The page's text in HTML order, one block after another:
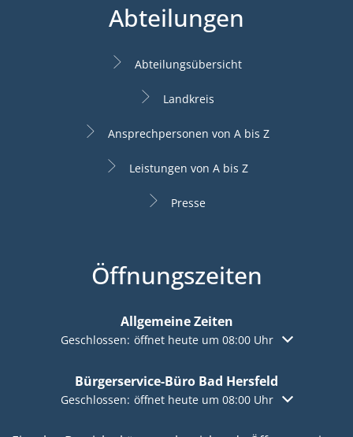
Abteilungen
Abteilungsübersicht
Landkreis
Ansprechpersonen von A bis Z
Leistungen von A bis Z
Presse
Öffnungszeiten
Allgemeine Zeiten
Klicken, um weitere Öffnungs- oder Schließzeiten
Geschlossen: öffnet heute um 08:00 Uhr
Bürgerservice-Büro Bad Hersfeld
Klicken, um weitere Öffnungs- oder Schließzeiten
Geschlossen: öffnet heute um 08:00 Uhr